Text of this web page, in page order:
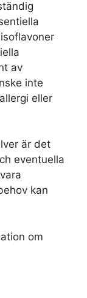
av
inte
eller
är det
eventuella
kan
om